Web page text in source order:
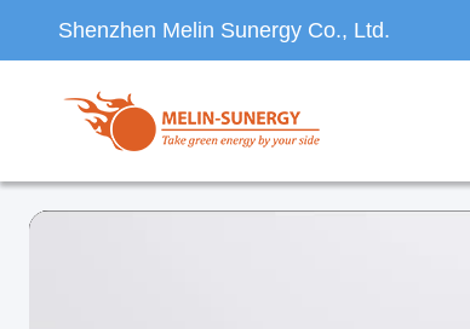
Shenzhen Melin Sunergy Co., Ltd.